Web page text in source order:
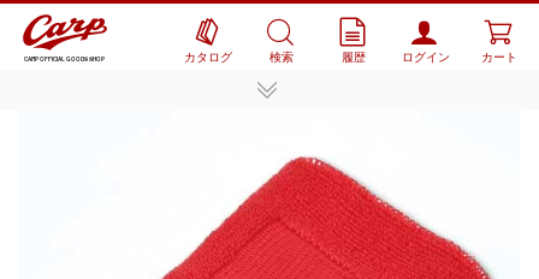
CARP OFFICIAL GOODS SHOP カタログ 検索 履歴 ログイン カート